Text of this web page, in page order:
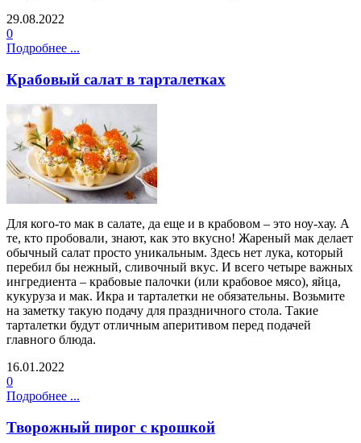
29.08.2022
0
Подробнее ...
Крабовый салат в тарталетках
Для кого-то мак в салате, да еще и в крабовом – это ноу-хау. А
те, кто пробовали, знают, как это вкусно! Жареный мак делает
обычный салат просто уникальным. Здесь нет лука, который
перебил бы нежный, сливочный вкус. И всего четыре важных
ингредиента – крабовые палочки (или крабовое мясо), яйца,
кукуруза и мак. Икра и тарталетки не обязательны. Возьмите
на заметку такую подачу для праздничного стола. Такие
тарталетки будут отличным аперитивом перед подачей
главного блюда.
16.01.2022
0
Подробнее ...
Творожный пирог с крошкой